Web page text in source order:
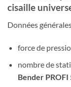
cisaille
Données
force de
nombre de
Bender PROFI